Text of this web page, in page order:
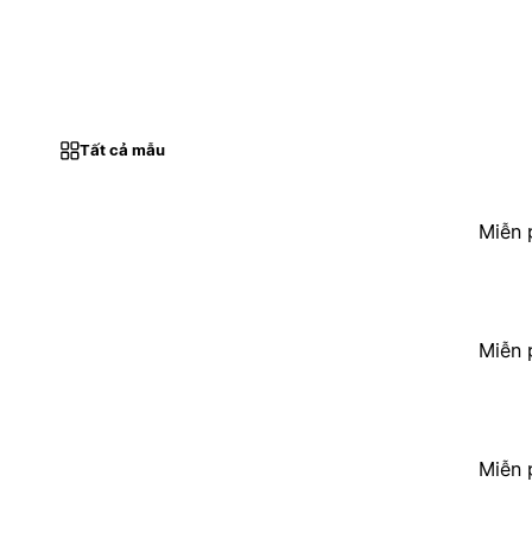
Tất cả mẫu
Miễn
Miễn
Miễn